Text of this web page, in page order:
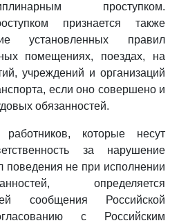
проступком.
признается также
установленных правил
помещениях, поездах, на
учреждений и организаций
если оно совершено и
обязанностей.
работников, которые несут
за нарушение
поведения не при исполнении
определяется
сообщения Российской
с Российским